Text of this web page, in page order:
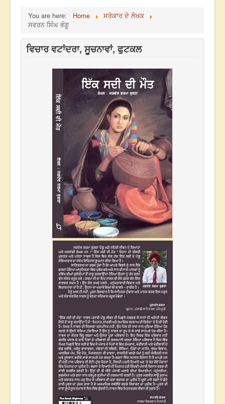
You are here: Home
ਸਰੋਕਾਰ ਦੇ ਲੇਖਕ
ਸਵਰਨ ਸਿੰਘ ਭੰਗੂ
ਵਿਚਾਰ ਵਟਾਂਦਰਾ, ਸੂਚਨਾਵਾਂ, ਫੁਟਕਲ